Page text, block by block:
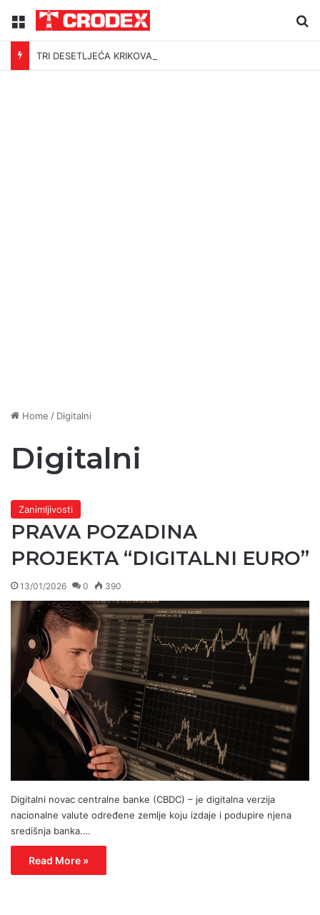
Menu
TRI DESETLJEĆA KRIKOVA OČAJNIKA
Home / Digitalni
Digitalni
Zanimljivosti
PRAVA POZADINA
PROJEKTA “DIGITALNI EURO”
13/01/2026 0 390
Digitalni novac centralne banke (CBDC) – je digitalna verzija
nacionalne valute određene zemlje koju izdaje i podupire njena
središnja banka.…
Read More »